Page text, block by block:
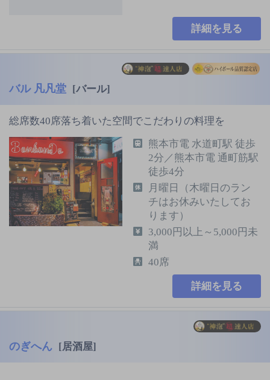
詳細を見る
バル 凡凡堂 [バール]
総席数40席落ち着いた空間でこだわりの料理を
熊本市電 水道町駅 徒歩
2分／熊本市電 通町筋駅
徒歩4分
月曜日（木曜日のラン
チはお休みいたしてお
ります）
3,000円以上～5,000円未
満
40席
詳細を見る
のぎへん [居酒屋]